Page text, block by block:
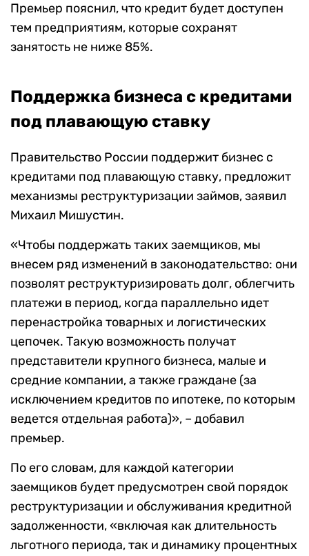
Премьер пояснил, что кредит будет доступен
тем предприятиям, которые сохранят
занятость не ниже 85%.
Поддержка бизнеса с кредитами
под плавающую ставку
Правительство России поддержит бизнес с
кредитами под плавающую ставку, предложит
механизмы реструктуризации займов, заявил
Михаил Мишустин.
«Чтобы поддержать таких заемщиков, мы
внесем ряд изменений в законодательство: они
позволят реструктуризировать долг, облегчить
платежи в период, когда параллельно идет
перенастройка товарных и логистических
цепочек. Такую возможность получат
представители крупного бизнеса, малые и
средние компании, а также граждане (за
исключением кредитов по ипотеке, по которым
ведется отдельная работа)», – добавил
премьер.
По его словам, для каждой категории
заемщиков будет предусмотрен свой порядок
реструктуризации и обслуживания кредитной
задолженности, «включая как длительность
льготного периода, так и динамику процентных